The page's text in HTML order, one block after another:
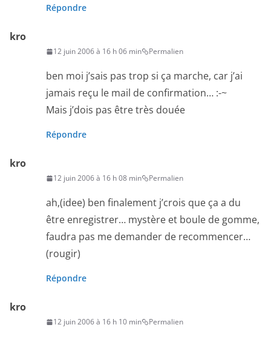
Répondre
kro
12 juin 2006 à 16 h 06 min Permalien
ben moi j’sais pas trop si ça marche, car j’ai
jamais reçu le mail de confirmation… :-~
Mais j’dois pas être très douée
Répondre
kro
12 juin 2006 à 16 h 08 min Permalien
ah,(idee) ben finalement j’crois que ça a du
être enregistrer… mystère et boule de gomme,
faudra pas me demander de recommencer…
(rougir)
Répondre
kro
12 juin 2006 à 16 h 10 min Permalien